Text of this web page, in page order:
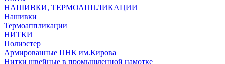
НАШИВКИ, ТЕРМОАППЛИКАЦИИ
Нашивки
Термоаппликации
НИТКИ
Полиэстер
Армированные ПНК им.Кирова
Нитки швейные в промышленной намотке